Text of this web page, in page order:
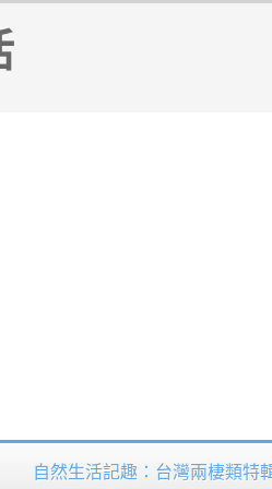
自然生活記趣：台灣兩棲類特